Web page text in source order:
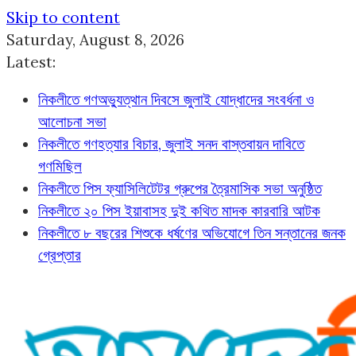
Skip to content
Saturday, August 8, 2026
Latest:
নিকলীতে গণঅভ্যুত্থান দিবসে জুলাই যোদ্ধাদের সংবর্ধনা ও
আলোচনা সভা
নিকলীতে গণহত্যার বিচার, জুলাই সনদ বাস্তবায়ন দাবিতে
গণমিছিল
নিকলীতে পিস ফ্যাসিলিটেটর গ্রুপের ত্রৈমাসিক সভা অনুষ্ঠিত
নিকলীতে ২০ পিস ইয়াবাসহ দুই কথিত মাদক কারবারি আটক
নিকলীতে ৮ বছরের শিশুকে ধর্ষণের অভিযোগে তিন সন্তানের জনক
গ্রেপ্তার